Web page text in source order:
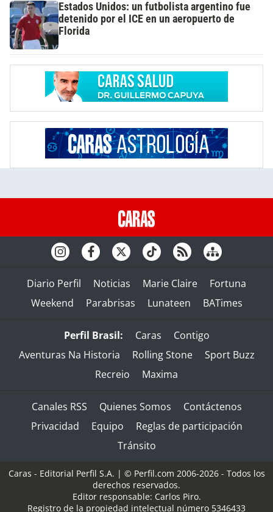
Estados Unidos: un futbolista argentino fue
detenido por el ICE en un aeropuerto de
Florida
Diario Perfil Noticias Marie Claire
Fortuna
Weekend
Parabrisas Lunateen BATimes
Perfil Brasil: Caras
Contigo
Aventuras Na Historia
Rolling Stone
Sport Buzz
Recreio
Maxima
Canales RSS Quienes Somos
Contáctenos
Privacidad
Equipo
Reglas de participación
Tránsito
Caras - Editorial Perfil S.A. | © Perfil.com 2006-2026 - Todos los
derechos reservados.
Editor responsable: Carlos Piro.
Registro de la propiedad intelectual número 5346433